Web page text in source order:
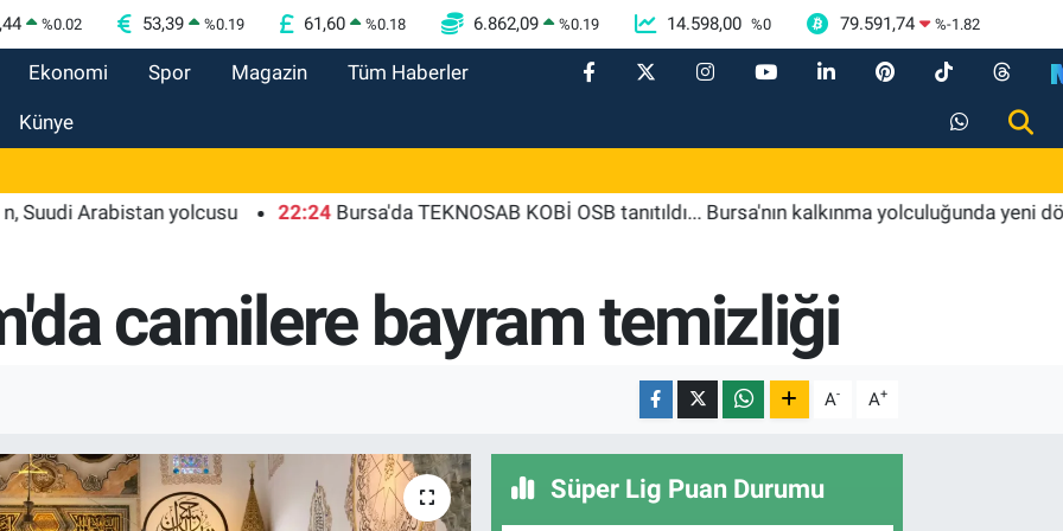
%0.02 53,39 %0.19 61,60 %0.18 6.862,09 %0.19 14.598,00 %0 79.591,74 %-1.82
Ekonomi Spor Magazin Tüm Haberler
Künye
Arabistan yolcusu 22:24 Bursa'da TEKNOSAB KOBİ OSB tanıtıldı... Bursa'nın kalkınma yolculuğunda yeni dönem
camilere bayram temizliği
A- A+
Süper Lig Puan Durumu